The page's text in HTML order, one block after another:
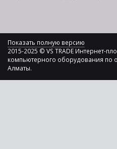
Показать полную версию
2015-2025 © VS TRADE Интернет-
компьютерного оборудования по
Алматы.